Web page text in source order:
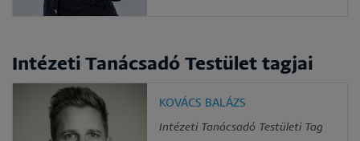
Intézeti Tanácsadó Testület tagjai
KOVÁCS BALÁZS
Intézeti Tanácsadó Testületi Tag